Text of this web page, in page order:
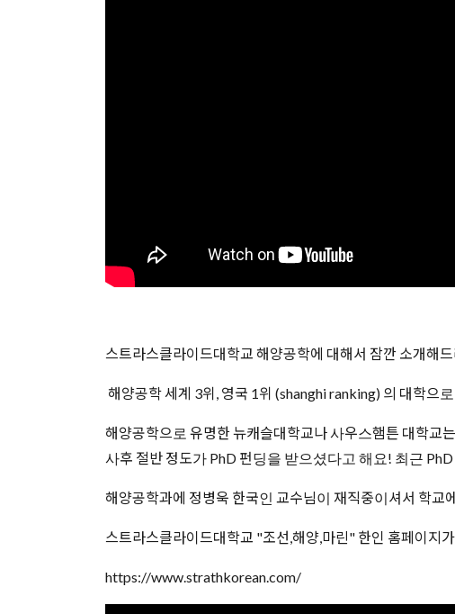
스트라스클라이드대학교 해양공학에 대해서 잠깐 소개해
해양공학 세계 3위, 영국 1위 (shanghi ranking) 의 대학으
해양공학으로 유명한 뉴캐슬대학교나 사우스햄튼 대학교
사후 절반 정도가 PhD 펀딩을 받으셨다고 해요! 최근
해양공학과에 정병욱 한국인 교수님이 재직중이셔서 학
스트라스클라이드대학교 "조선,해양,마린" 한인 홈페이지
https://www.strathkorean.com/